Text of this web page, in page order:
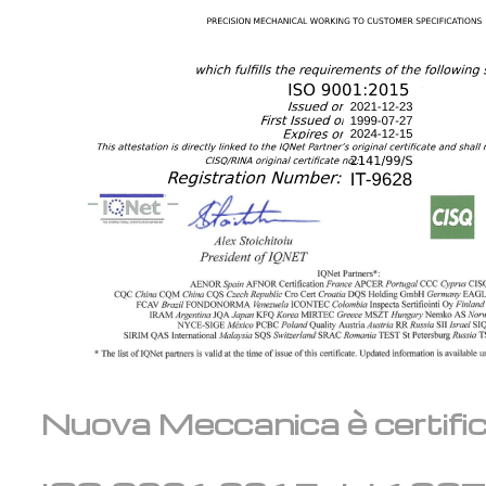
Nuova Meccanica è